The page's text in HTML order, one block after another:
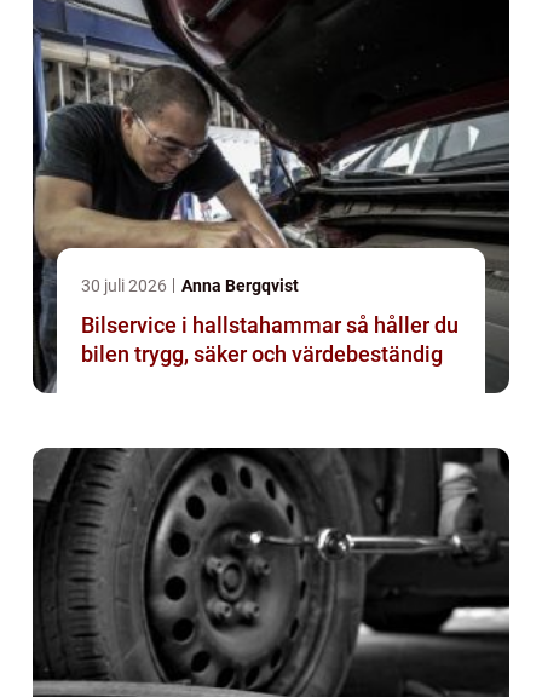
30 juli 2026 Anna Bergqvist
Bilservice i hallstahammar så håller du
bilen trygg, säker och värdebeständig